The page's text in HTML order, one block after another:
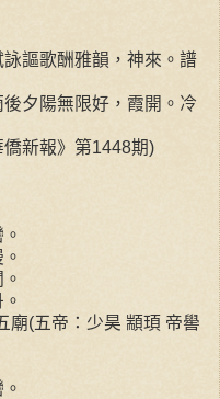
謳歌酬雅韻，神來。譜
夕陽無限好，霞開。冷
新報》第1448期)
廟(五帝：少昊 顓頊 帝嚳